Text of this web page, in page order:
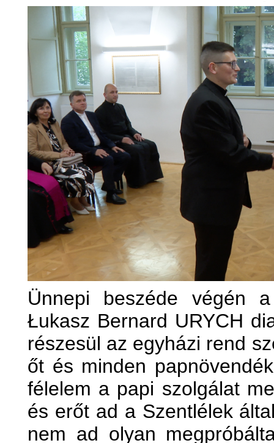
Ünnepi beszéde végén
Łukasz Bernard URYCH
részesül az egyházi rend
őt és minden
félelem a papi szolgálat
és erőt ad a Szentlélek
nem ad olyan